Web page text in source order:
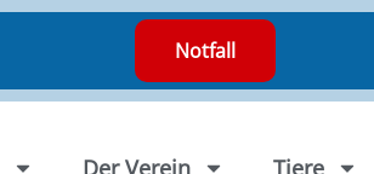
Notfall
Der Verein Tiere